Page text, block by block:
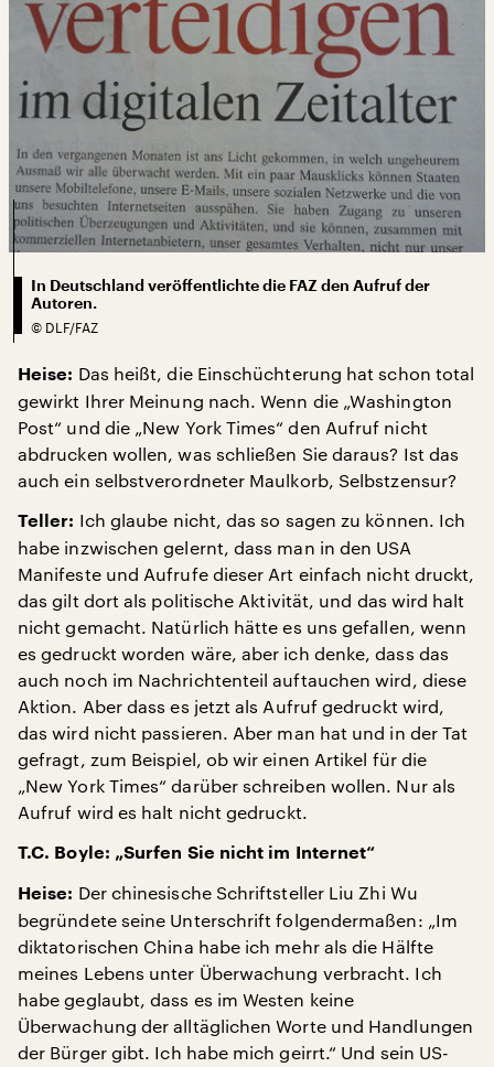
In Deutschland veröffentlichte die FAZ den Aufruf der
Autoren.
© DLF/FAZ
Heise: Das heißt, die Einschüchterung hat schon total
gewirkt Ihrer Meinung nach. Wenn die „Washington
Post“ und die „New York Times“ den Aufruf nicht
abdrucken wollen, was schließen Sie daraus? Ist das
auch ein selbstverordneter Maulkorb, Selbstzensur?
Teller: Ich glaube nicht, das so sagen zu können. Ich
habe inzwischen gelernt, dass man in den USA
Manifeste und Aufrufe dieser Art einfach nicht druckt,
das gilt dort als politische Aktivität, und das wird halt
nicht gemacht. Natürlich hätte es uns gefallen, wenn
es gedruckt worden wäre, aber ich denke, dass das
auch noch im Nachrichtenteil auftauchen wird, diese
Aktion. Aber dass es jetzt als Aufruf gedruckt wird,
das wird nicht passieren. Aber man hat und in der Tat
gefragt, zum Beispiel, ob wir einen Artikel für die
„New York Times“ darüber schreiben wollen. Nur als
Aufruf wird es halt nicht gedruckt.
T.C. Boyle: „Surfen Sie nicht im Internet“
Heise: Der chinesische Schriftsteller Liu Zhi Wu
begründete seine Unterschrift folgendermaßen: „Im
diktatorischen China habe ich mehr als die Hälfte
meines Lebens unter Überwachung verbracht. Ich
habe geglaubt, dass es im Westen keine
Überwachung der alltäglichen Worte und Handlungen
der Bürger gibt. Ich habe mich geirrt.“ Und sein US-